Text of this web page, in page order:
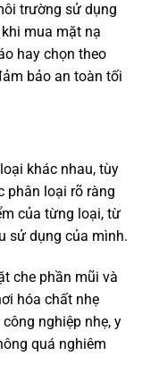
trường sử dụng
mua mặt nạ
hay chọn theo
bảo an toàn tối
khác nhau, tùy
phân loại rõ ràng
của từng loại, từ
sử dụng của mình.
che phần mũi và
hóa chất nhẹ
nghiệp nhẹ, y
quá nghiêm